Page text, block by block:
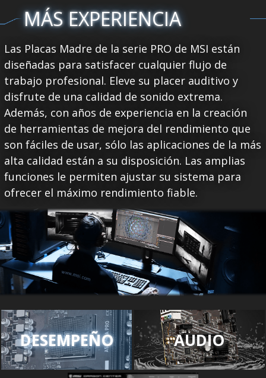
MÁS EXPERIENCIA
Las Placas Madre de la serie PRO de MSI están
diseñadas para satisfacer cualquier flujo de
trabajo profesional. Eleve su placer auditivo y
disfrute de una calidad de sonido extrema.
Además, con años de experiencia en la creación
de herramientas de mejora del rendimiento que
son fáciles de usar, sólo las aplicaciones de la más
alta calidad están a su disposición. Las amplias
funciones le permiten ajustar su sistema para
ofrecer el máximo rendimiento fiable.
DESEMPEÑO AUDIO